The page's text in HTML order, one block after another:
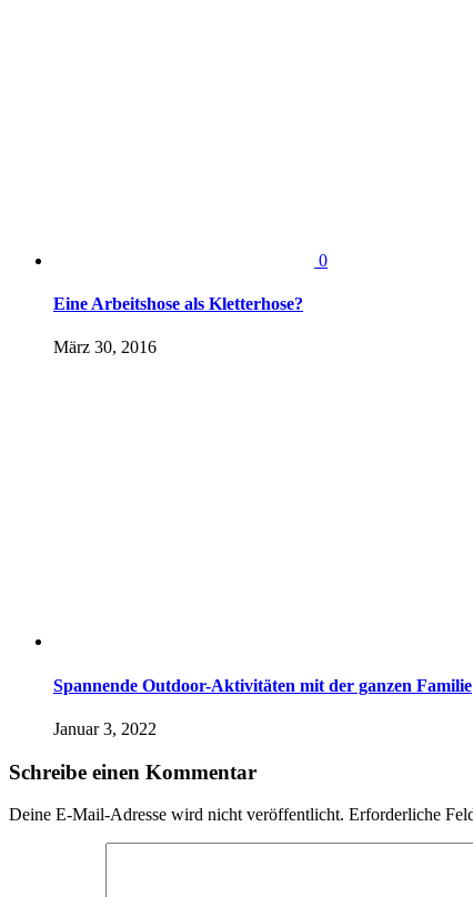
0
Eine Arbeitshose als Kletterhose?
März 30, 2016
Spannende Outdoor-Aktivitäten mit der ganzen Familie
Januar 3, 2022
Schreibe einen Kommentar
Deine E-Mail-Adresse wird nicht veröffentlicht. Erforderliche